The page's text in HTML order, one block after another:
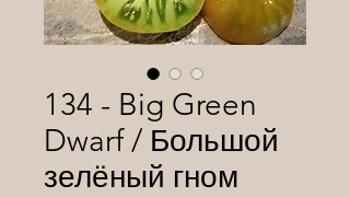
134 - Big Green
Dwarf / Большой
зелёный гном